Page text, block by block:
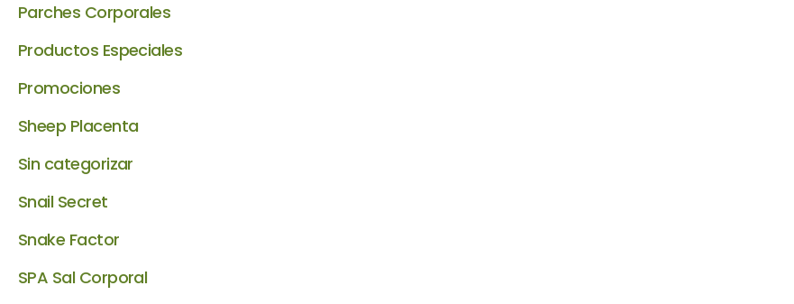
Parches Corporales
Productos Especiales
Promociones
Sheep Placenta
Sin categorizar
Snail Secret
Snake Factor
SPA Sal Corporal